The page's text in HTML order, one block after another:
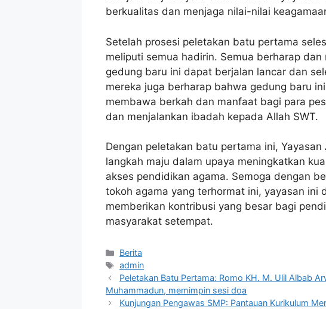
berkualitas dan menjaga nilai-nilai
Setelah prosesi peletakan batu pertama
meliputi semua hadirin. Semua berharap
gedung baru ini dapat berjalan lancar dan
mereka juga berharap bahwa gedung baru
membawa berkah dan manfaat bagi para
dan menjalankan ibadah kepada Allah SWT.
Dengan peletakan batu pertama ini,
langkah maju dalam upaya meningkatkan
akses pendidikan agama. Semoga dengan
tokoh agama yang terhormat ini, yayasan ini
memberikan kontribusi yang besar bagi
masyarakat setempat.
Berita
admin
Peletakan Batu Pertama: Romo KH. M. Ulil Albab
Muhammadun, memimpin sesi doa
Kunjungan Pengawas SMP: Pantauan Kurikulum